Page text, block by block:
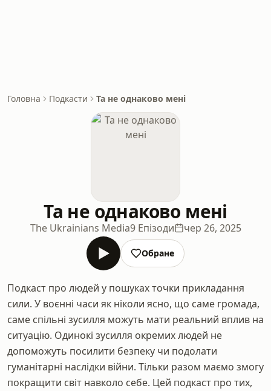
Головна Подкасти Та не однаково мені
Та не однаково мені
The Ukrainians Media9 Епізоди чер 26, 2025
Обране
Подкаст про людей у пошуках точки прикладання
сили. У воєнні часи як ніколи ясно, що саме громада,
саме спільні зусилля можуть мати реальний вплив на
ситуацію. Одинокі зусилля окремих людей не
допоможуть посилити безпеку чи подолати
гуманітарні наслідки війни. Тільки разом маємо змогу
покращити світ навколо себе. Цей подкаст про тих,